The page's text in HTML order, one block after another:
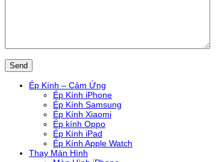
Ép Kính – Cảm Ứng
Ép Kính iPhone
Ép Kính Samsung
Ép Kính Xiaomi
Ép kính Oppo
Ép Kính iPad
Ép Kính Apple Watch
Thay Màn Hình